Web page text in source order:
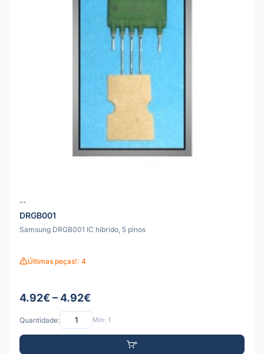
--
DRGB001
Samsung DRGB001 IC híbrido, 5 pinos
Últimas peças!: 4
4.92€ – 4.92€
Quantidade: Mín: 1